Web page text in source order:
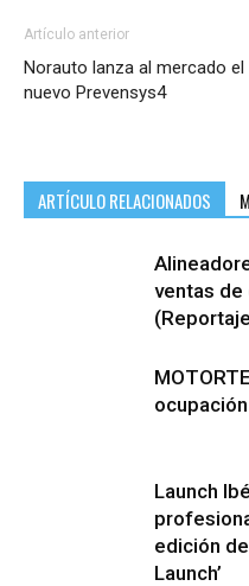
Artículo anterior
Norauto lanza al mercado el
nuevo Prevensys4
ARTÍCULO RELACIONADOS
ventas de
Launch
edición
Launch’